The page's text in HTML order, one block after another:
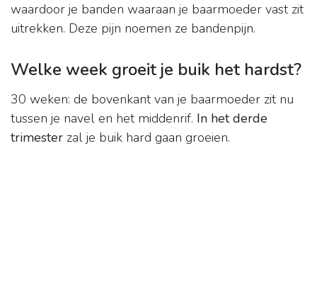
waardoor je banden waaraan je baarmoeder vast zit
uitrekken. Deze pijn noemen ze bandenpijn.
Welke week groeit je buik het hardst?
30 weken: de bovenkant van je baarmoeder zit nu
tussen je navel en het middenrif. In het derde
trimester zal je buik hard gaan groeien.